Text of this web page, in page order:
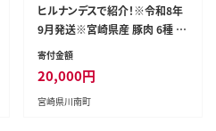
ヒルナンデスで紹介！※令和8年
9月発送※宮崎県産 豚肉 6種 4.
1kg 【 国産 宮崎県産 肉 豚肉 ぶ
ミヤチク 】［D00634r809］
寄付金額
20,000円
宮崎県川南町